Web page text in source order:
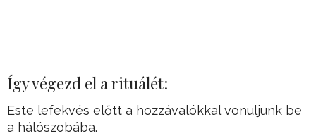
Így végezd el a rituálét:
Este lefekvés előtt a hozzávalókkal vonuljunk be
a hálószobába.